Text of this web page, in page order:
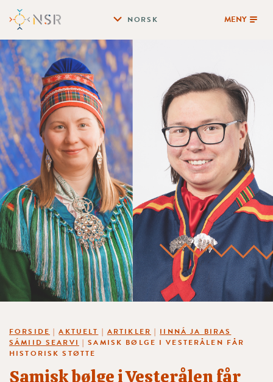
NORSK MENY
FORSIDE |AKTUELT | ARTIKLER | IINNÁ JA BIRAS
SÁMIID SEARVI |SAMISK BØLGE I VESTERÅLEN FÅR
HISTORISK STØTTE
Samisk bølge i Vesterålen får